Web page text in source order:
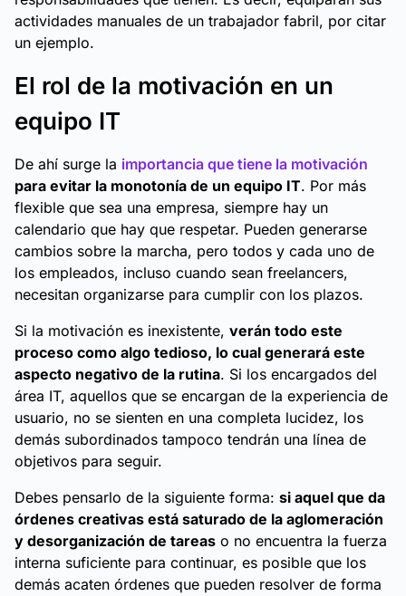
actividades manuales de un trabajador fabril, por citar
un ejemplo.
El rol de la motivación en un
equipo IT
De ahí surge la importancia que tiene la motivación
para evitar la monotonía de un equipo IT. Por más
flexible que sea una empresa, siempre hay un
calendario que hay que respetar. Pueden generarse
cambios sobre la marcha, pero todos y cada uno de
los empleados, incluso cuando sean freelancers,
necesitan organizarse para cumplir con los plazos.
Si la motivación es inexistente, verán todo este
proceso como algo tedioso, lo cual generará este
aspecto negativo de la rutina. Si los encargados del
área IT, aquellos que se encargan de la experiencia de
usuario, no se sienten en una completa lucidez, los
demás subordinados tampoco tendrán una línea de
objetivos para seguir.
Debes pensarlo de la siguiente forma: si aquel que da
órdenes creativas está saturado de la aglomeración
y desorganización de tareas o no encuentra la fuerza
interna suficiente para continuar, es posible que los
demás acaten órdenes que pueden resolver de forma